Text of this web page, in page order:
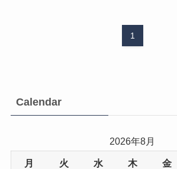
1
Calendar
2026年8月
月 火 水 木 金